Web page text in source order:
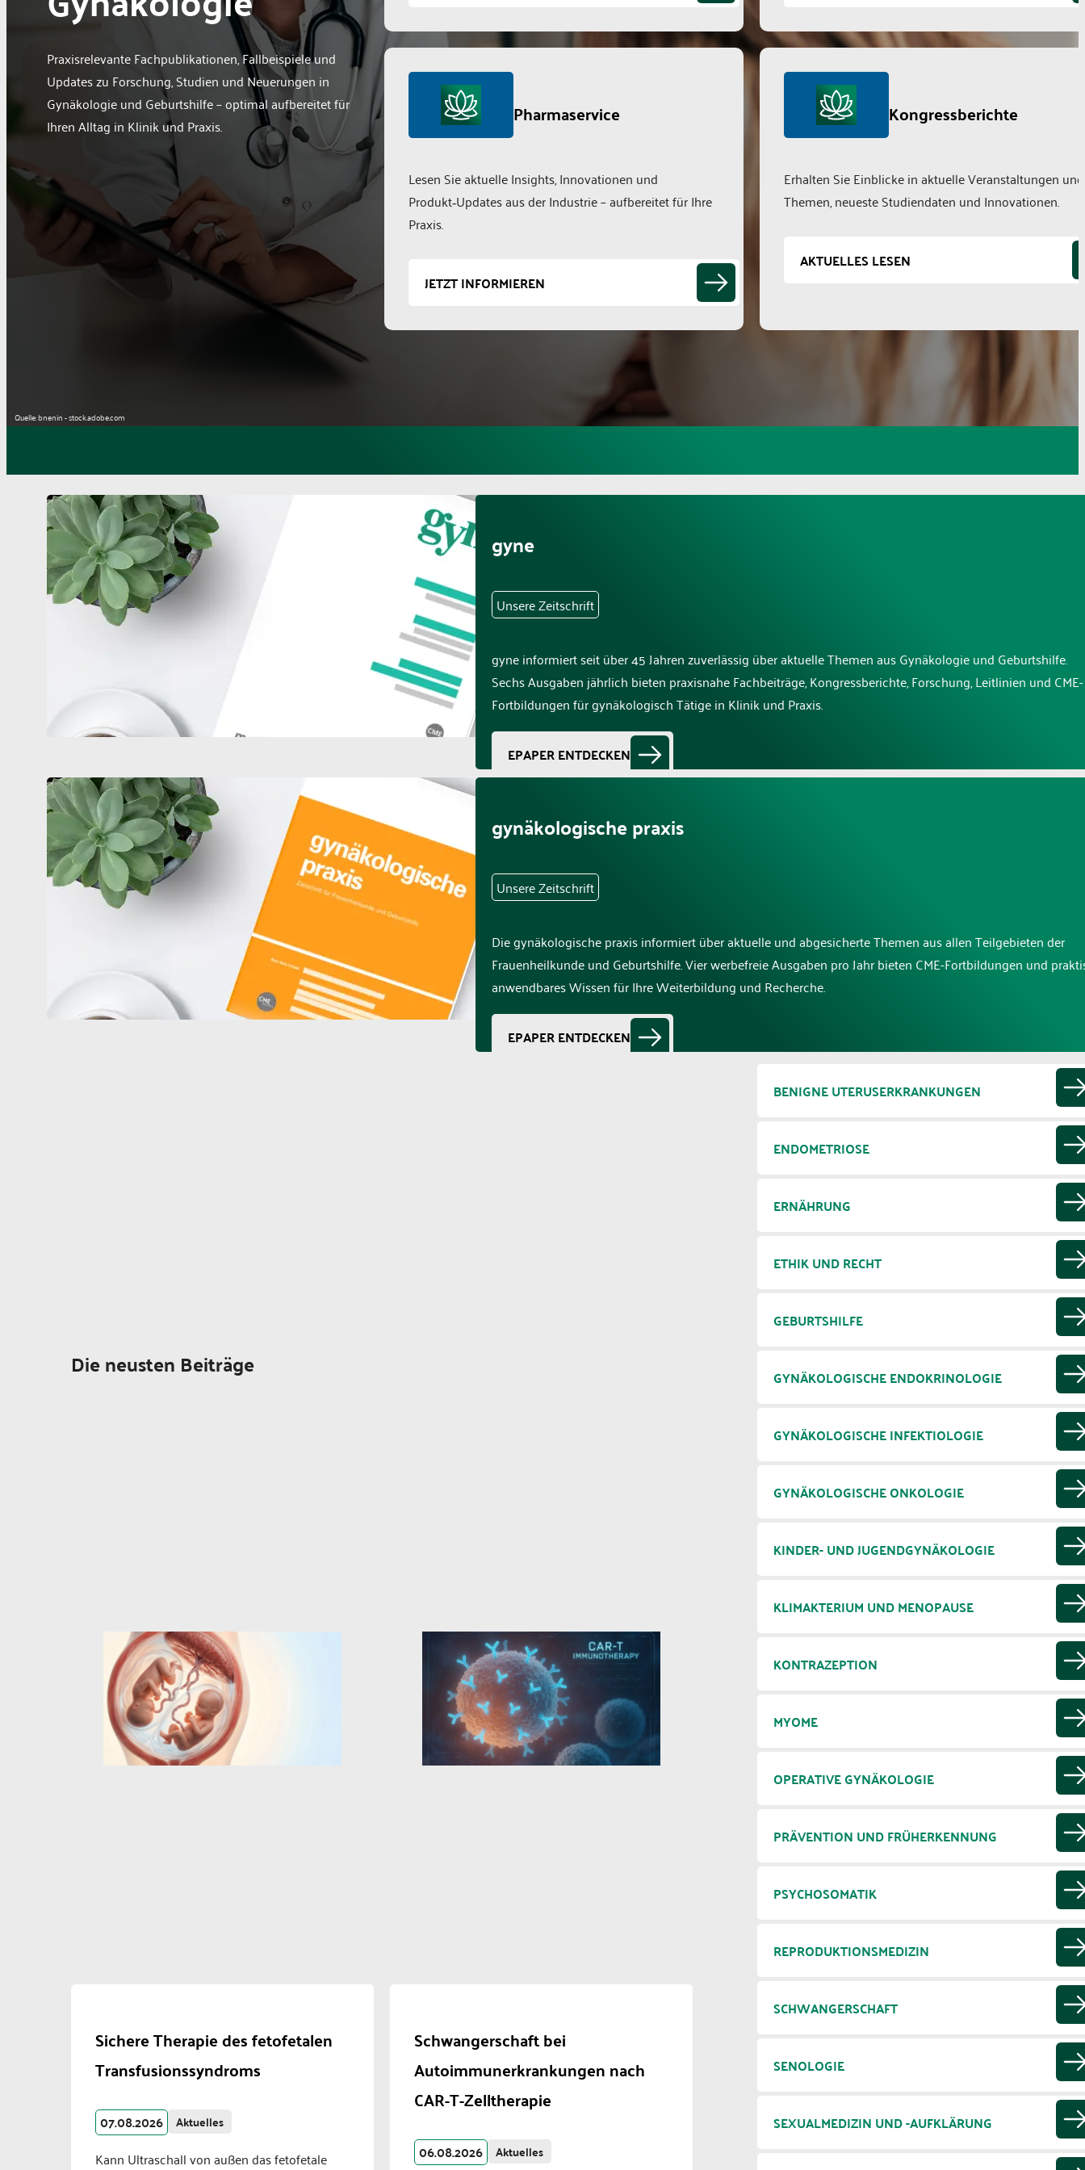
Berufspolitik
Panorama
Service
Kongress
Aus der Industrie
Podcast
Veranstaltungen
Zahlen | Daten | Fakten
Praxisrelevante Fachpublikationen, Fallbeispiele und
Updates zu Forschung, Studien und Neuerungen in
Gynäkologie und Geburtshilfe – optimal aufbereitet für
Ihren Alltag in Klinik und Praxis.
Pharmaservice
Lesen Sie aktuelle Insights, Innovationen und
Produkt‑Updates aus der Industrie – aufbereitet für Ihre
Praxis.
JETZT INFORMIEREN
Kongressberichte
Erhalten Sie Einblicke in aktuelle Veranstaltungen und
Themen, neueste Studiendaten und Innovationen.
AKTUELLES LESEN
Quelle: bnenin - stock.adobe.com
gyne
Unsere Zeitschrift
gyne informiert seit über 45 Jahren zuverlässig über aktuelle Themen aus Gynäkologie und Geburtshilfe.
Sechs Ausgaben jährlich bieten praxisnahe Fachbeiträge, Kongressberichte, Forschung, Leitlinien und CME-
Fortbildungen für gynäkologisch Tätige in Klinik und Praxis.
EPAPER ENTDECKEN
gynäkologische praxis
Unsere Zeitschrift
Die gynäkologische praxis informiert über aktuelle und abgesicherte Themen aus allen Teilgebieten der
Frauenheilkunde und Geburtshilfe. Vier werbefreie Ausgaben pro Jahr bieten CME-Fortbildungen und
anwendbares Wissen für Ihre Weiterbildung und Recherche.
EPAPER ENTDECKEN
Die neusten Beiträge
Sichere Therapie des fetofetalen
Transfusionssyndroms
07.08.2026 Aktuelles
Kann Ultraschall von außen das fetofetale
Schwangerschaft bei
Autoimmunerkrankungen nach
CAR-T-Zelltherapie
06.08.2026 Aktuelles
BENIGNE UTERUSERKRANKUNGEN
ENDOMETRIOSE
ERNÄHRUNG
ETHIK UND RECHT
GEBURTSHILFE
GYNÄKOLOGISCHE ENDOKRINOLOGIE
GYNÄKOLOGISCHE INFEKTIOLOGIE
GYNÄKOLOGISCHE ONKOLOGIE
KINDER- UND JUGENDGYNÄKOLOGIE
KLIMAKTERIUM UND MENOPAUSE
KONTRAZEPTION
MYOME
OPERATIVE GYNÄKOLOGIE
PRÄVENTION UND FRÜHERKENNUNG
PSYCHOSOMATIK
REPRODUKTIONSMEDIZIN
SCHWANGERSCHAFT
SENOLOGIE
SEXUALMEDIZIN UND -AUFKLÄRUNG